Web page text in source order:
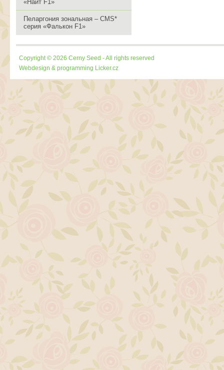
«Найт F1»
Пеларгония зональная – CMS*
серия «Фалькон F1»
Copyright © 2026 Cerny Seed - All rights reserved
Webdesign & programming Licker.cz